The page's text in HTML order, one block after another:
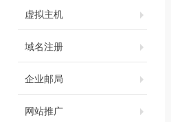
虚拟主机
域名注册
企业邮局
网站推广